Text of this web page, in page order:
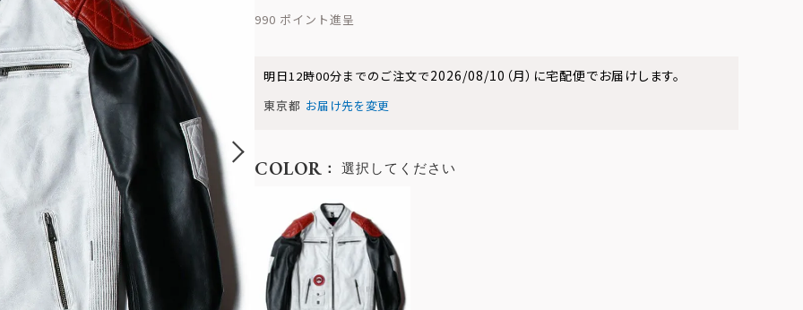
990
明日12時00分までのご注文で2026/08/10（月） に宅配便でお届けします。
東京都 お届け先を変更
COLOR 選択してください